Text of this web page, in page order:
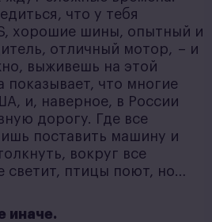
что у тебя
хорошие шины, опытный и
отличный мотор, – и
выживешь на этой
показывает, что многие
и, наверное, в России
дорогу. Где все
поставить машину и
вокруг все
светит, птицы поют, но…
иначе.